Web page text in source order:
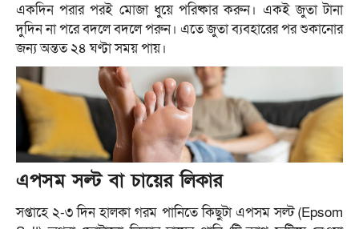
একদিন পরার পরই মোজা ধুয়ে পরিষ্কার করুন। একই জুতা টানা
দুদিন না পরে বদলে বদলে পরুন। এতে জুতা ব্যবহারের পর শুকানোর
জন্য অন্তত ২৪ ঘণ্টা সময় পায়।
এপসম সল্ট বা চায়ের লিকার
সপ্তাহে ২-৩ দিন হালকা গরম পানিতে কিছুটা এপসম সল্ট (Epsom